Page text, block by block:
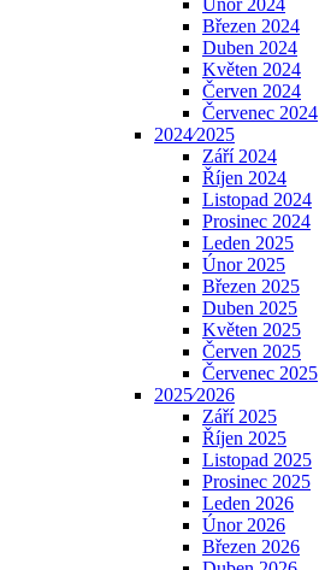
Únor 2024
Březen 2024
Duben 2024
Květen 2024
Červen 2024
Červenec 2024
2024⁄2025
Září 2024
Říjen 2024
Listopad 2024
Prosinec 2024
Leden 2025
Únor 2025
Březen 2025
Duben 2025
Květen 2025
Červen 2025
Červenec 2025
2025⁄2026
Září 2025
Říjen 2025
Listopad 2025
Prosinec 2025
Leden 2026
Únor 2026
Březen 2026